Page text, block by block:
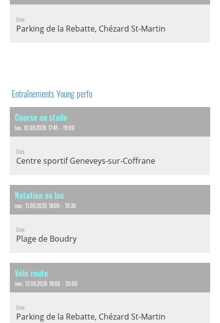
Lieu
Parking de la Rebatte, Chézard St-Martin
Entraînements Young perfo
Course au stade
lun. 10.08.2026 17:45 - 19:00
Lieu
Centre sportif Geneveys-sur-Coffrane
Natation au lac
mar. 11.08.2026 18:00 - 19:30
Lieu
Plage de Boudry
Vélo route
mer. 12.08.2026 18:00 - 20:00
Lieu
Parking de la Rebatte, Chézard St-Martin